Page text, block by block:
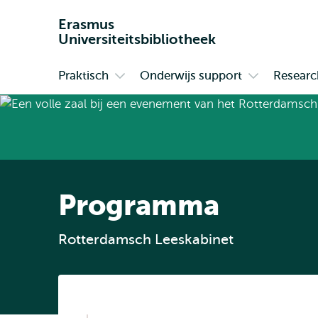
Erasmus
Universiteitsbibliotheek
Primair
Praktisch
submenu
Onderwijs support
submenu
Programma
Rotterdamsch Leeskabinet